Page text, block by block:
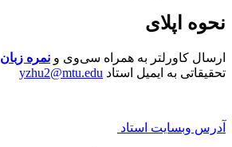
نحوه اپلای
ارسال کاورلتر به همراه سی‌وی و نمره زبان
تحقیقاتی به ایمیل استاد yzhu2@mtu.edu
آدرس وبسایت استاد